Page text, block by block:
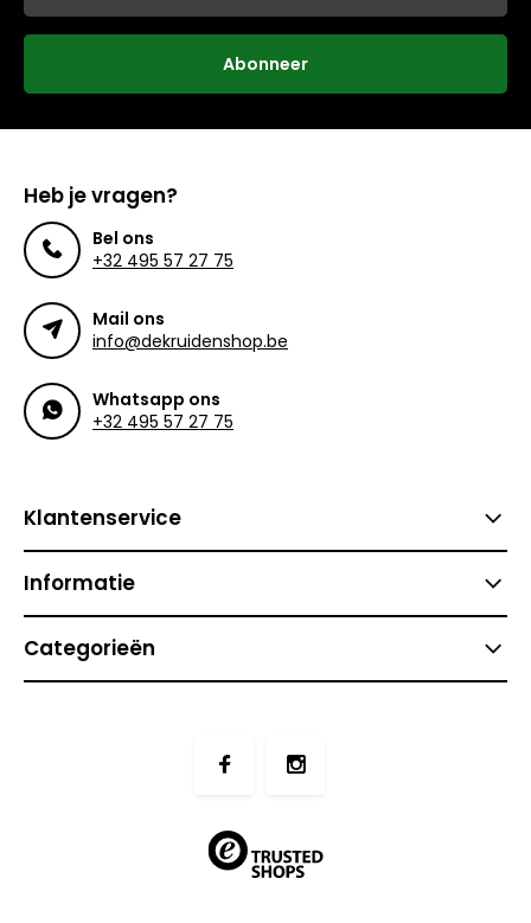
Abonneer
Heb je vragen?
Bel ons
+32 495 57 27 75
Mail ons
info@dekruidenshop.be
Whatsapp ons
+32 495 57 27 75
Klantenservice
Informatie
Categorieën